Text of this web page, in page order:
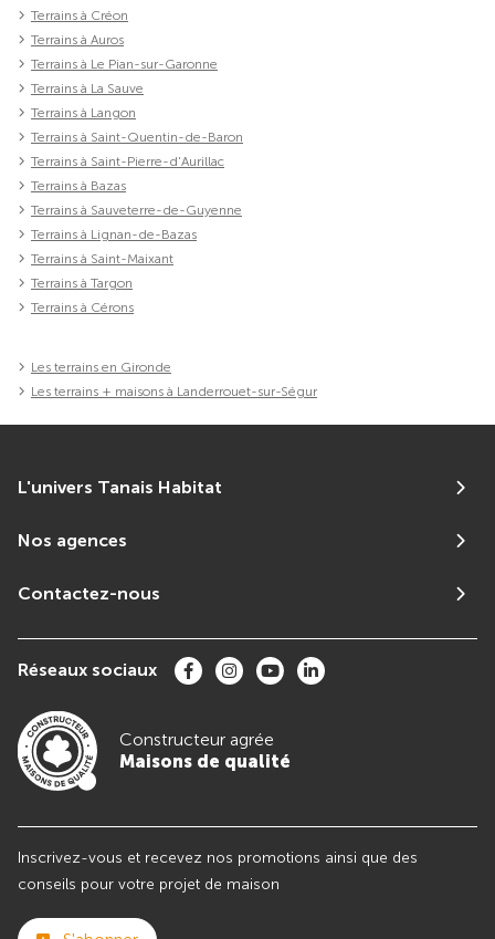
Terrains à Créon
Terrains à Auros
Terrains à Le Pian-sur-Garonne
Terrains à La Sauve
Terrains à Langon
Terrains à Saint-Quentin-de-Baron
Terrains à Saint-Pierre-d'Aurillac
Terrains à Bazas
Terrains à Sauveterre-de-Guyenne
Terrains à Lignan-de-Bazas
Terrains à Saint-Maixant
Terrains à Targon
Terrains à Cérons
Les terrains en Gironde
Les terrains + maisons à Landerrouet-sur-Ségur
L'univers Tanais Habitat
Nos agences
Contactez-nous
Réseaux sociaux
Constructeur agrée
Maisons de qualité
Inscrivez-vous et recevez nos promotions ainsi que des
conseils pour votre projet de maison